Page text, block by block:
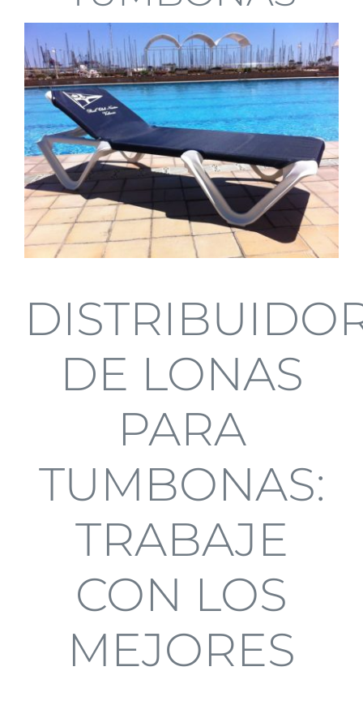
Contacto
Blog
DE LONAS
PARA
TUMBONAS:
TRABAJE
CON LOS
MEJORES